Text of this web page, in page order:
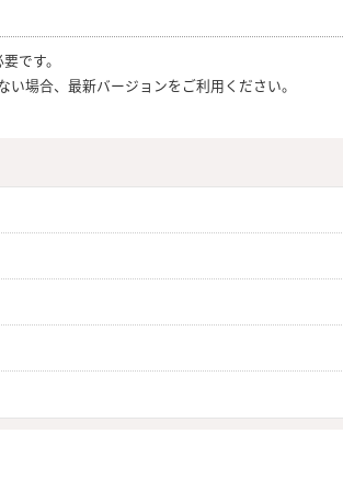
です。
い場合、最新バージョンをご利用ください。